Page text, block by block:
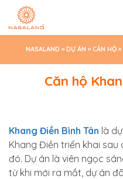
NASALAND »DỰ ÁN »CĂN HỘ»
Căn hộ
Khang Điền Bình Tân là
Khang Điền triển khai
đó. Dự án là viên ngọc
từ khi mới ra mắt, dự án